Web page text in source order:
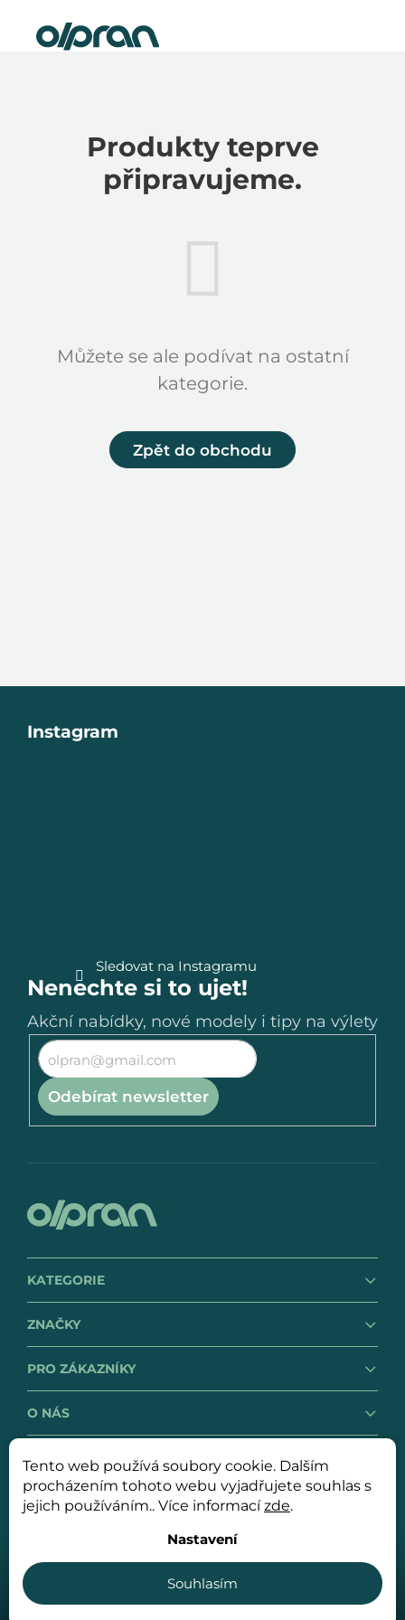
Tento web používá soubory cookie. Dalším
procházením tohoto webu vyjadřujete souhlas s
jejich používáním.. Více informacízde.
Nastavení
Souhlasím
obsah
Produkty teprve
připravujeme.
Můžete se ale podívat na ostatní
kategorie.
Zpět do obchodu
Instagram
Sledovat na Instagramu
Nenechte si to ujet!
Akční nabídky, nové modely i tipy na výlety
Odebírat newsletter
KATEGORIE
ZNAČKY
PRO ZÁKAZNÍKY
O NÁS
GDPR
Obchodní podmínky
Copyright 2026OLPRAN spol. s r. o.. Všechna práva